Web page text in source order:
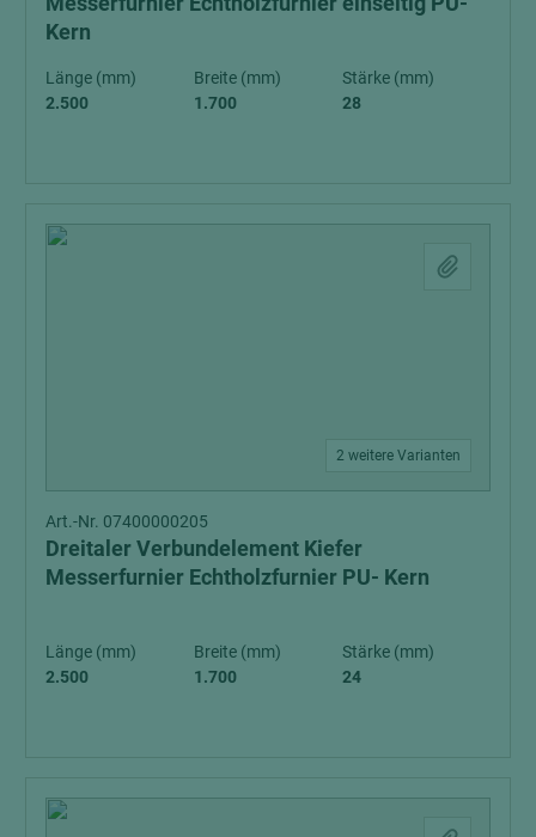
Kern
Länge (mm)
2.500
Breite (mm)
1.700
Stärke (mm)
28
2 weitere Varianten
Art.-Nr. 07400000205
Dreitaler Verbundelement Kiefer
Messerfurnier Echtholzfurnier PU- Kern
Länge (mm)
2.500
Breite (mm)
1.700
Stärke (mm)
24